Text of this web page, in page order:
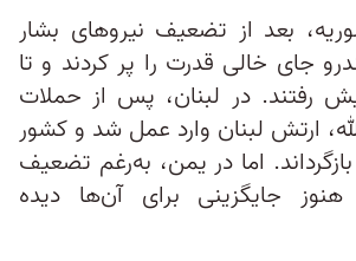
بعد از تضعیف نیروهای بشار
جای خالی قدرت را پر کردند و تا
رفتند. در لبنان، پس از حملات
ارتش لبنان وارد عمل شد و کشور
اما در یمن، به‌رغم تضعیف
جایگزینی برای آن‌ها دیده